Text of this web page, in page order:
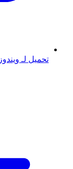
تحميل لـ ويندوز